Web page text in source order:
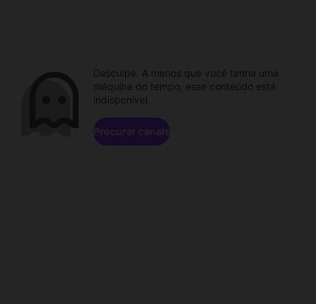
Desculpe. A menos que você tenha uma
máquina do tempo, esse conteúdo está
indisponível.
Procurar canais